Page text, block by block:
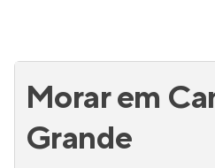
2
Venda a partir de
R$ 282.544